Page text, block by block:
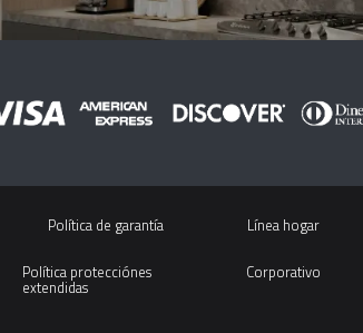
Política de garantía
Política protecciónes
extendidas
Línea hogar
Corporativo